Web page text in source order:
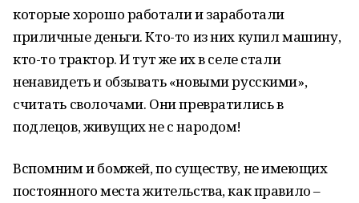
которые хорошо работали и заработали
приличные деньги. Кто-то из них купил машину,
кто-то трактор. И тут же их в селе стали
ненавидеть и обзывать «новыми русскими»,
считать сволочами. Они превратились в
подлецов, живущих не с народом!
Вспомним и бомжей, по существу, не имеющих
постоянного места жительства, как правило –